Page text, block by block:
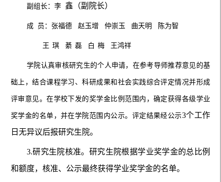
副组长：李鑫（副院长）
成 员：张福德 赵玉增 仲崇玉 曲天明 陈为智
王 琪 綦 磊 白 梅 王鸿祥
学院认真审核研究生的个人申请，在参考导师推荐意见的基
础上，结合课程学习、科研成果和社会实践综合评定情况并形成
评审意见。在学校下发的奖学金比例范围内，确定获得各级学业
奖学金的名单，并在学院范围内公示。评定结果经公示3个工作
日无异议后报研究生院。
3.研究生院核准。研究生院根据学业奖学金的总比例
和额度，核准、公示最终获得学业奖学金的名单。